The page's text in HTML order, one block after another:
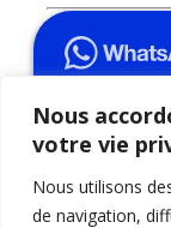
Nous
votre vie
Nous utilisons
de navigation,
afin